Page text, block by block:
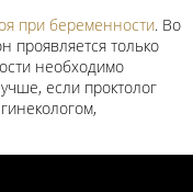
при беременности. Во
проявляется только
необходимо
если проктолог